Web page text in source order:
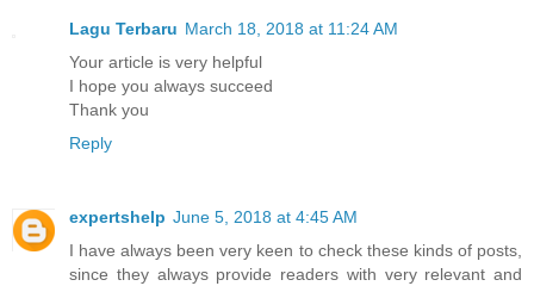
Lagu Terbaru March 18, 2018 at 11:24 AM
Your article is very helpful
I hope you always succeed
Thank you
Reply
expertshelp June 5, 2018 at 4:45 AM
I have always been very keen to check these kinds of posts,
since they always provide readers with very relevant and